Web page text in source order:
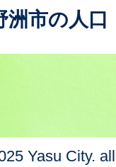
洲市の人口
Yasu City.